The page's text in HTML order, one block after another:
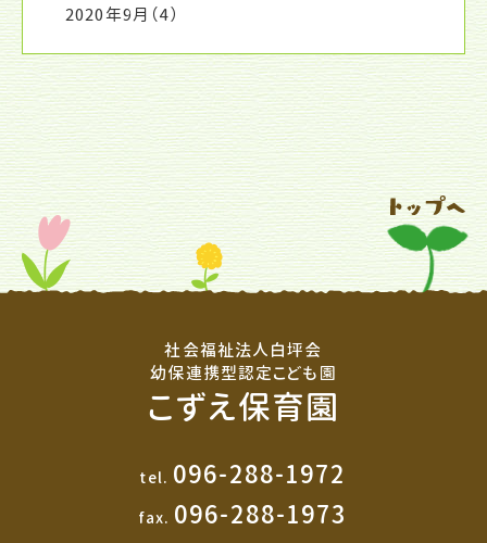
2020年9月 （4）
社会福祉法人白坪会
幼保連携型認定こども園
こずえ保育園
tel. 096-288-1972
fax. 096-288-1973